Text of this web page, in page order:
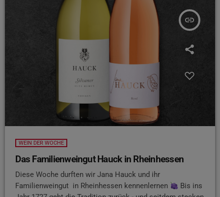
insert_link
WEIN DER WOCHE
Das Familienweingut Hauck in Rheinhessen
Diese Woche durften wir Jana Hauck und ihr
Familienweingut in Rheinhessen kennenlernen
Bis ins